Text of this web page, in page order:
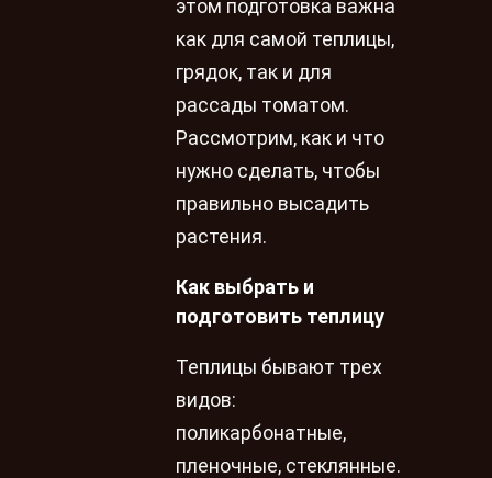
этом подготовка важна
как для самой теплицы,
грядок, так и для
рассады томатом.
Рассмотрим, как и что
нужно сделать, чтобы
правильно высадить
растения.
Как выбрать и
подготовить теплицу
Теплицы бывают трех
видов:
поликарбонатные,
пленочные, стеклянные.